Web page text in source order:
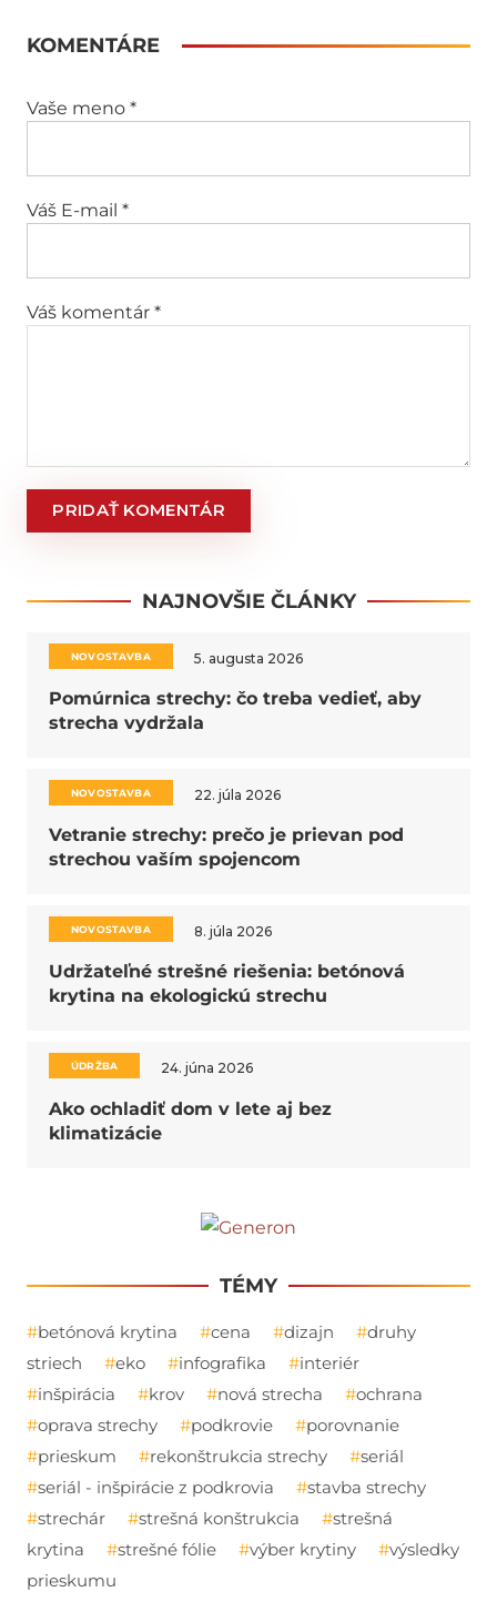
KOMENTÁRE
PRIDAŤ KOMENTÁR
Alternative:
NAJNOVŠIE ČLÁNKY
NOVOSTAVBA 5. augusta 2026
Pomúrnica strechy: čo treba vedieť, aby
strecha vydržala
NOVOSTAVBA 22. júla 2026
Vetranie strechy: prečo je prievan pod
strechou vaším spojencom
NOVOSTAVBA 8. júla 2026
Udržateľné strešné riešenia: betónová
krytina na ekologickú strechu
ÚDRŽBA 24. júna 2026
Ako ochladiť dom v lete aj bez
klimatizácie
TÉMY
betónová krytina cena dizajn
druhy
striech
eko infografika
interiér
inšpirácia
krov nová strecha
ochrana
oprava strechy
podkrovie
porovnanie
prieskum
rekonštrukcia strechy
seriál
seriál - inšpirácie z podkrovia
stavba strechy
strechár
strešná konštrukcia
strešná
krytina
strešné fólie výber krytiny
výsledky
prieskumu